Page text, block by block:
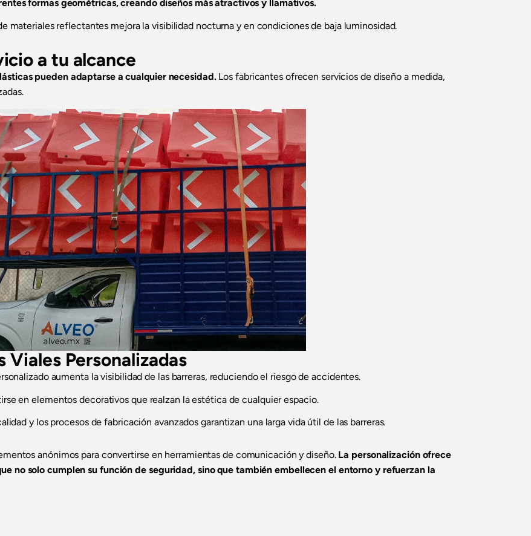
formas geométricas, creando diseños más atractivos y llamativos.
materiales reflectantes mejora la visibilidad nocturna y en condiciones de baja luminosidad.
a tu alcance
pueden adaptarse a cualquier necesidad.Los fabricantes ofrecen servicios de diseño a medida,
Viales Personalizadas
aumenta la visibilidad de las barreras, reduciendo el riesgo de accidentes.
en elementos decorativos que realzan la estética de cualquier espacio.
y los procesos de fabricación avanzados garantizan una larga vida útil de las barreras.
anónimos para convertirse en herramientas de comunicación y diseño. La personalización ofrece
no solo cumplen su función de seguridad, sino que también embellecen el entorno y refuerzan la